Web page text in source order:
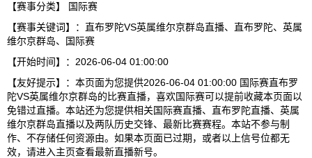
【赛事分类】
国际赛
【赛事关键词】：直布罗陀VS英属维尔京群岛直播、直布罗陀、英属
维尔京群岛、国际赛
【开始时间】：2026-06-04 01:00:00
【友好提示】：本页面为您提供2026-06-04 01:00:00 国际赛直布罗
陀VS英属维尔京群岛的比赛直播，喜欢国际赛可以提前收藏本页面以
免错过直播。本站还为您提供相关国际赛直播、直布罗陀直播、英属
维尔京群岛直播以及两队历史交锋、最新比赛赛程。本站不参与制
作、不存储任何资源由。如果本页面已过期，或者以上信号位都无
效，请进入主页查看最新直播新号。